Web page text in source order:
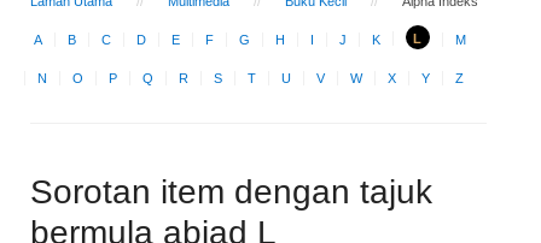
A B C D E F G H I J K L M
N O P Q R S T U V W X Y Z
Sorotan item dengan tajuk
bermula abjad L